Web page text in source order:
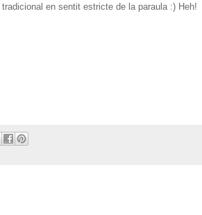
en sentit estricte de la paraula :) Heh!